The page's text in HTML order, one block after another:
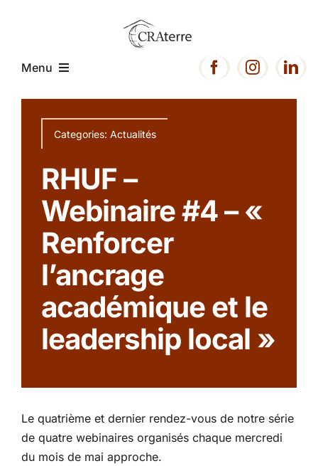
Menu
Accueil
Présentation
Expertise
Ressources
Partenariats
Categories: Actualités
RHUF –
Webinaire #4 – «
Renforcer
l’ancrage
académique et le
leadership local »
Le quatrième et dernier rendez-vous de notre série
de quatre webinaires organisés chaque mercredi
du mois de mai approche.